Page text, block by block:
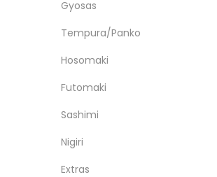
Gyosas
Tempura/Panko
Hosomaki
Futomaki
Sashimi
Nigiri
Extras